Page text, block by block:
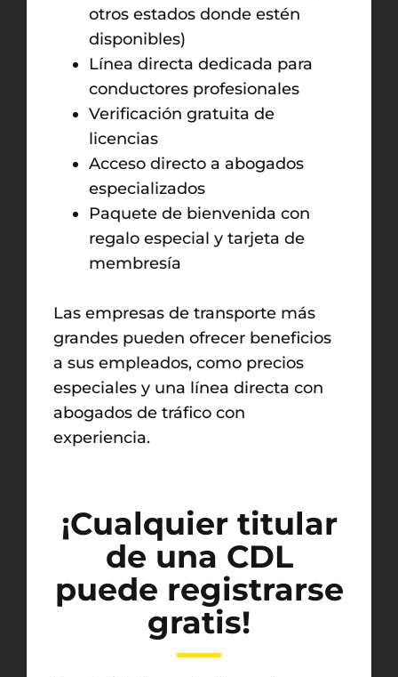
otros estados donde estén
disponibles)
Línea directa dedicada para
conductores profesionales
Verificación gratuita de
licencias
Acceso directo a abogados
especializados
Paquete de bienvenida con
regalo especial y tarjeta de
membresía
Las empresas de transporte más
grandes pueden ofrecer beneficios
a sus empleados, como precios
especiales y una línea directa con
abogados de tráfico con
experiencia.
¡Cualquier titular
de una CDL
puede registrarse
gratis!